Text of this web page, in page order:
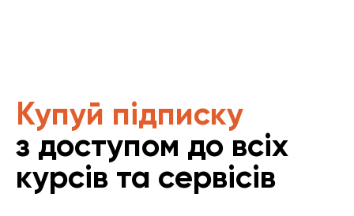
Купуй підписку
з доступом до всіх
курсів та сервісів